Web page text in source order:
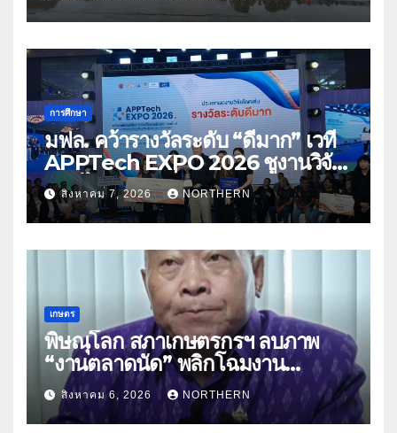
การศึกษา
มฟล. คว้ารางวัลระดับ “ดีมาก” เวที
APPTech EXPO 2026 ชูงานวิจัย
สมุนไพร ขับเคลื่อนนวัตกรรมสู่เชิง
พาณิชย์
สิงหาคม 7, 2026 NORTHERN
เกษตร
พิษณุโลก สภาเกษตรกรฯ ลบภาพ
“งานตลาดนัด” พลิกโฉมงาน
“เกษตรรุ่งเรืองเมืองสองแคว 69” มุ่ง
ประโยชน์เกษตรกร ดึงนวัตกรรม-จับ
สิงหาคม 6, 2026 NORTHERN